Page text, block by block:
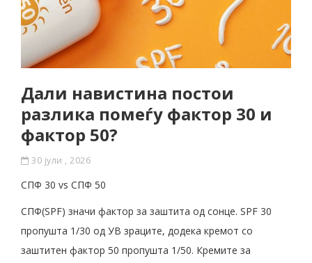
Дали навистина постои
разлика помеѓу фактор 30 и
фактор 50?
30 јули , 2026
СПФ 30 vs СПФ 50
СПФ(SPF) значи фактор за заштита од сонце. SPF 30
пропушта 1/30 од УВ зраците, додека кремот со
заштитен фактор 50 пропушта 1/50. Кремите за